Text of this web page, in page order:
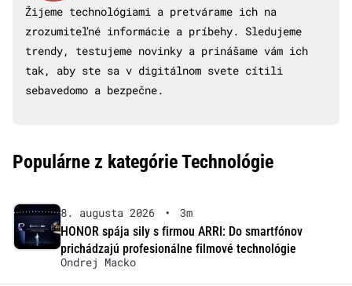
Žijeme technológiami a pretvárame ich na
zrozumiteľné informácie a príbehy. Sledujeme
trendy, testujeme novinky a prinášame vám ich
tak, aby ste sa v digitálnom svete cítili
sebavedomo a bezpečne.
Populárne z kategórie Technológie
8. augusta 2026 •
3m
HONOR spája sily s firmou ARRI: Do smartfónov
prichádzajú profesionálne filmové technológie
Ondrej Macko